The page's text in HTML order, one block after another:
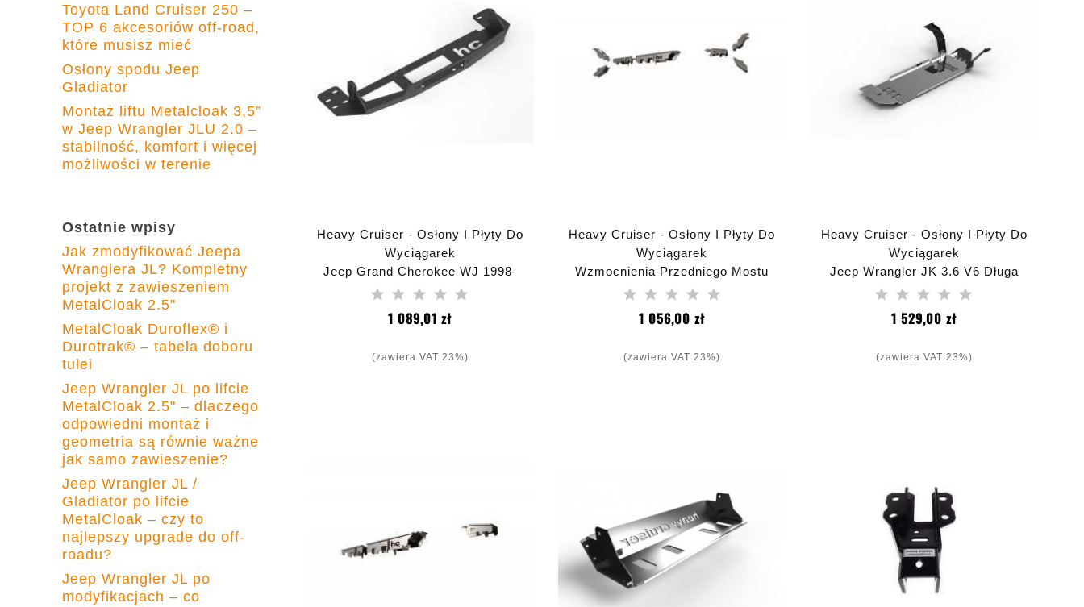
Toyota Land Cruiser 250 –
TOP 6 akcesoriów off-road,
które musisz mieć
Osłony spodu Jeep
Gladiator
Montaż liftu Metalcloak 3,5”
w Jeep Wrangler JLU 2.0 –
stabilność, komfort i więcej
możliwości w terenie
Ostatnie wpisy
Jak zmodyfikować Jeepa
Wranglera JL? Kompletny
projekt z zawieszeniem
MetalCloak 2.5"
MetalCloak Duroflex® i
Durotrak® – tabela doboru
tulei
Jeep Wrangler JL po lifcie
MetalCloak 2.5" – dlaczego
odpowiedni montaż i
geometria są równie ważne
jak samo zawieszenie?
Jeep Wrangler JL /
Gladiator po lifcie
MetalCloak – czy to
najlepszy upgrade do off-
roadu?
Jeep Wrangler JL po
modyfikacjach – co
Heavy Cruiser - Osłony I Płyty Do
Wyciągarek
Jeep Grand Cherokee WJ 1998-
2004 Płyta Montażowa Wyciągarki
1 089,01 złCena
(zawiera VAT 23%)
Heavy Cruiser - Osłony I Płyty Do
Wyciągarek
Wzmocnienia Przedniego Mostu
Dana 30 Jeep Wrangler JK 2007-
1 056,00 złCena
(zawiera VAT 23%)
Heavy Cruiser - Osłony I Płyty Do
Wyciągarek
Jeep Wrangler JK 3.6 V6 Długa
Pełna Osłona Silnika I Skrzyni
1 529,00 złCena
(zawiera VAT 23%)